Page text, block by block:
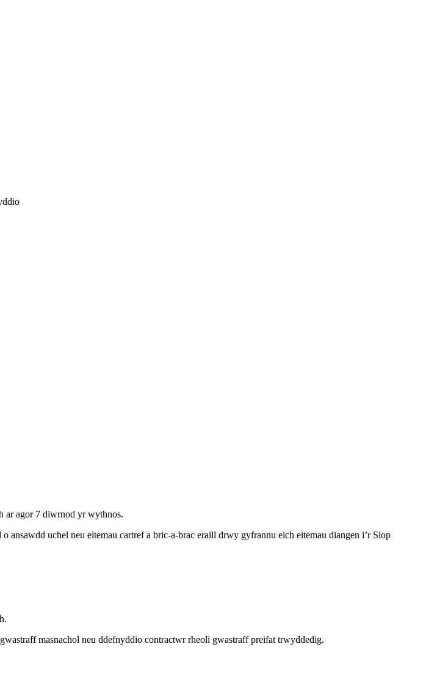
ar agor 7 diwrnod yr wythnos.
uchel neu eitemau cartref a bric-a-brac eraill drwy gyfrannu eich eitemau diangen i’r Siop
masnachol neu ddefnyddio contractwr rheoli gwastraff preifat trwyddedig.